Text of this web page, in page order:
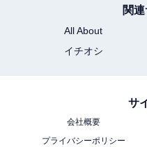
友達招待プログラムは、
が付与されます。またエ
関
All About
イチオシ
サ
会社概要
プライバシーポリシー